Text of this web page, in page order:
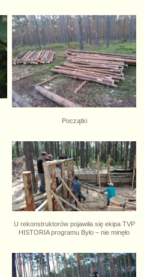
Początki
U rekonstruktorów pojawiła się ekipa TVP
HISTORIA programu Było – nie minęło